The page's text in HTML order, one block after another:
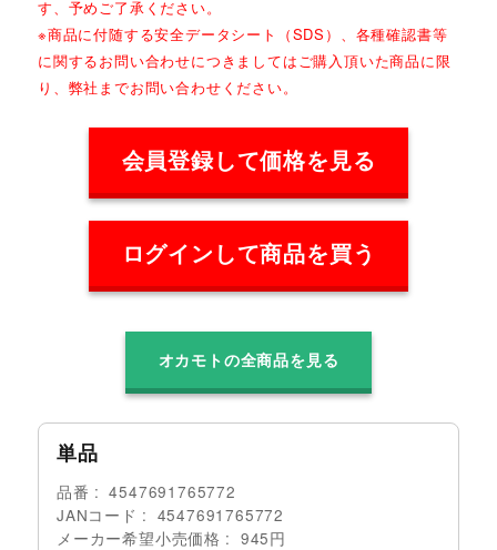
す、予めご了承ください。
※商品に付随する安全データシート（SDS）、各種確認書等
に関するお問い合わせにつきましてはご購入頂いた商品に限
り、弊社までお問い合わせください。
会員登録して価格を見る
ログインして商品を買う
オカモトの全商品を見る
単品
品番
4547691765772
JANコード
4547691765772
メーカー希望小売価格
945円